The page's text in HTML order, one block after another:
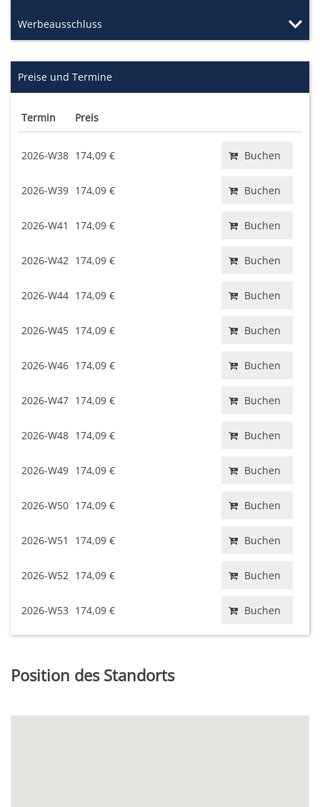
Werbeausschluss
Preise und Termine
Termin Preis
2026-W38 174,09 € Buchen
2026-W39 174,09 € Buchen
2026-W41 174,09 € Buchen
2026-W42 174,09 € Buchen
2026-W44 174,09 € Buchen
2026-W45 174,09 € Buchen
2026-W46 174,09 € Buchen
2026-W47 174,09 € Buchen
2026-W48 174,09 € Buchen
2026-W49 174,09 € Buchen
2026-W50 174,09 € Buchen
2026-W51 174,09 € Buchen
2026-W52 174,09 € Buchen
2026-W53 174,09 € Buchen
Position des Standorts